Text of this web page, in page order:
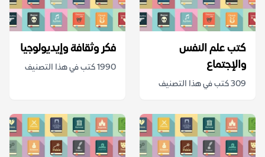
كتب علم النفس
والإجتماع
309 كتب في هذا التصنيف
فكر وثقافة وإيديولوجيا
1990 كتب في هذا التصنيف